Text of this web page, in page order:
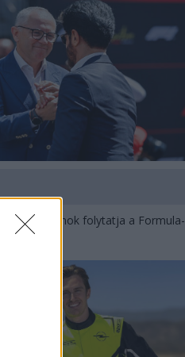
F2-es bajnok folytatja a Formula-